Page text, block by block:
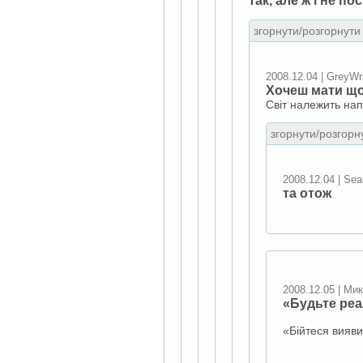
згорнути/розгорнути
2008.12.04 |
Хочеш мати
Світ належить
згорнути/
2008.12.04 |
та отож
2008.12.05 |
«Будьте
«Бійтеся